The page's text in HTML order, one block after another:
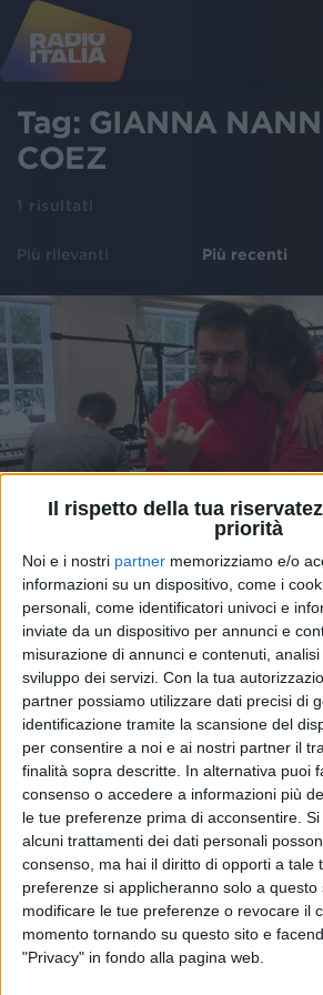
Il rispetto della tua
priorità
Noi e i nostri partner memorizziamo e/o
informazioni su un dispositivo, come i
personali, come identificatori univoci e
inviate da un dispositivo per annunci e
misurazione di annunci e contenuti,
sviluppo dei servizi. Con la tua
partner possiamo utilizzare dati precisi di
identificazione tramite la scansione del
per consentire a noi e ai nostri partner il
finalità sopra descritte. In alternativa puoi
consenso o accedere a informazioni più
le tue preferenze prima di acconsentire.
alcuni trattamenti dei dati personali
consenso, ma hai il diritto di opporti a tale
preferenze si applicheranno solo a questo
modificare le tue preferenze o revocare il
momento tornando su questo sito e
"Privacy" in fondo alla pagina web.
Tag: GIANNA
COEZ
1 risultati
Più rilevanti Più recenti
NEWS 22 dic 2019
Gianna Nannini e Coez ci
per iniziare bene il 2020
Arriva la nuova canzone di Gianna
de “La differenza”
diAndrea Daz